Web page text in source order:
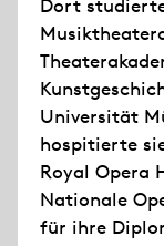
Dort
Universität
hospitierte
Royal Opera
Nationale
für ihre